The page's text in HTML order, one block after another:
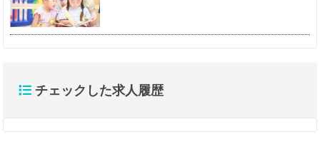
チェックした求人履歴